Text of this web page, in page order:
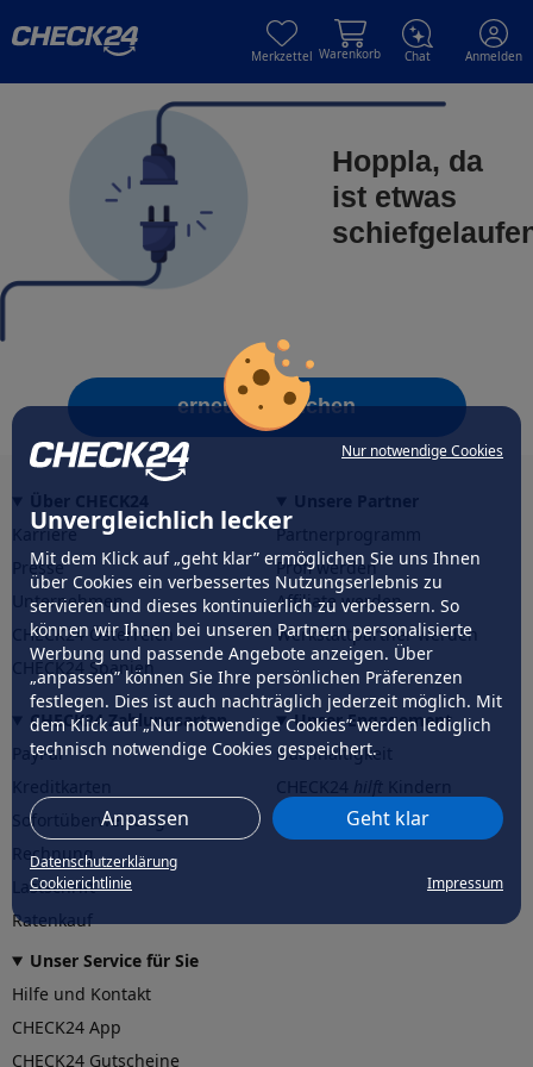
Nur notwendige Cookies
Unvergleichlich lecker
Mit dem Klick auf „geht klar” ermöglichen Sie uns Ihnen
über Cookies ein verbessertes Nutzungserlebnis zu
servieren und dieses kontinuierlich zu verbessern. So
können wir Ihnen bei unseren Partnern personalisierte
Werbung und passende Angebote anzeigen. Über
„anpassen” können Sie Ihre persönlichen Präferenzen
festlegen. Dies ist auch nachträglich jederzeit möglich. Mit
dem Klick auf „Nur notwendige Cookies” werden lediglich
technisch notwendige Cookies gespeichert.
Anpassen Geht klar
Datenschutzerklärung
Cookierichtlinie
Impressum
Merkzettel Warenkorb Chat Anmelden
Hoppla, da
ist etwas
erneut versuchen
Karriere
Presse
Unternehmen
CHECK24 Österreich
CHECK24 Spanien
Partnerprogramm
Profi werden
Affiliate werden
Werkstattpartner werden
CHECK24 Zahlungsarten
PayPal
Sofortüberweisung
Rechnung
Lastschrift
Ratenkauf
Unser Engagement
Nachhaltigkeit
CHECK24hilftder Natur
Unser Service für Sie
Hilfe und Kontakt
CHECK24 App
CHECK24 Gutscheine